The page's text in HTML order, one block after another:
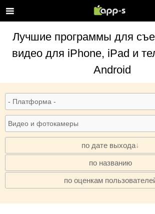
Лучшие программы для
видеодля iPhone, iPad и
Android
по дате выхода
· по названию
· по оценкам